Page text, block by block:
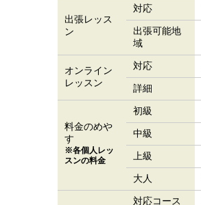
出張レッス
ン
対応
出張可能地
域
オンライン
レッスン
対応
詳細
料金のめや
す
※各個人レッ
スンの料金
初級
中級
上級
大人
対応コース